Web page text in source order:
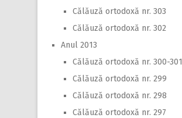
Călăuză ortodoxă nr. 303
Călăuză ortodoxă nr. 302
Anul 2013
Călăuză ortodoxă nr. 300-301
Călăuză ortodoxă nr. 299
Călăuză ortodoxă nr. 298
Călăuză ortodoxă nr. 297